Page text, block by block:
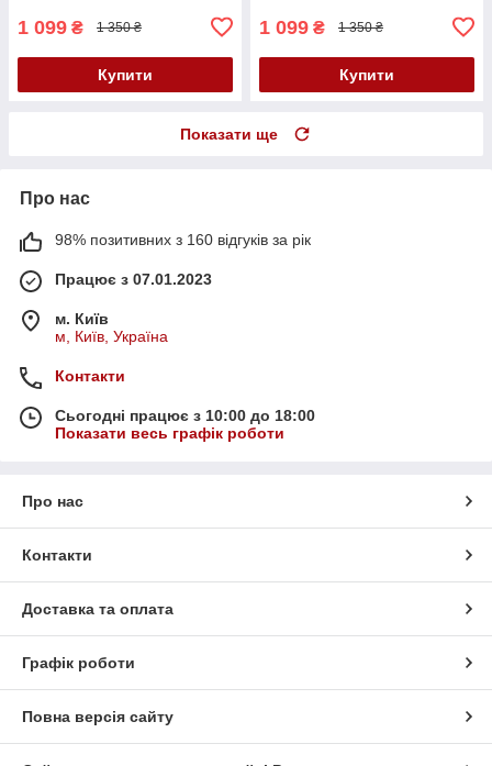
1 099 ₴ 1 350 ₴
Купити
1 099 ₴ 1 350 ₴
Купити
Показати ще
Про нас
98% позитивних з 160 відгуків за рік
Працює з 07.01.2023
м. Київ
м, Київ, Україна
Контакти
Сьогодні працює з 10:00 до 18:00
Показати весь графік роботи
Про нас
Контакти
Доставка та оплата
Графік роботи
Повна версія сайту